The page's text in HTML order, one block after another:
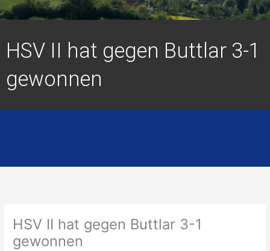
HSV II hat gegen Buttlar 3-1
gewonnen
HSV II hat gegen Buttlar 3-1
gewonnen